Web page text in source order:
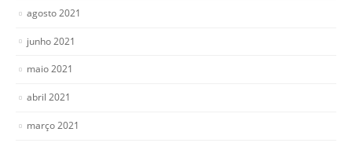
agosto 2021
junho 2021
maio 2021
abril 2021
março 2021